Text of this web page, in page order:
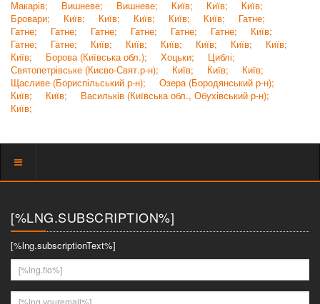
Макарів; Вишневе; Вишневе; Київ; Київ;
Київ;
Бровари;
Київ; Київ; Київ; Київ; Київ;
Гатне;
Гатне;
Гатне; Гатне; Гатне; Гатне; Гатне;
Київ;
Гатне;
Гатне; Київ; Київ; Київ; Київ; Київ;
Київ;
Київ;
Борова (Київська обл.); Хоцьки;
Циблі;
Святопетрівське (Києво-Свят.р-н);
Київ; Київ;
Київ;
Щасливе (Бориспільський р-н);
Озера (Бородянський р-н);
Київ;
Київ;
Васильків (Київська обл., Обухівський р-н);
Київ;
Показать
[%LNG.SUBSCRIPTION%]
[%lng.subscriptionText%]
[%lng.fio%]
[%lng.youremail%]